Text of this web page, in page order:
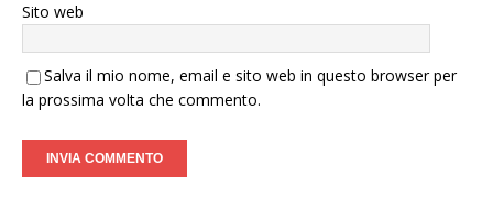
Sito web
Salva il mio nome, email e sito web in questo browser per
la prossima volta che commento.